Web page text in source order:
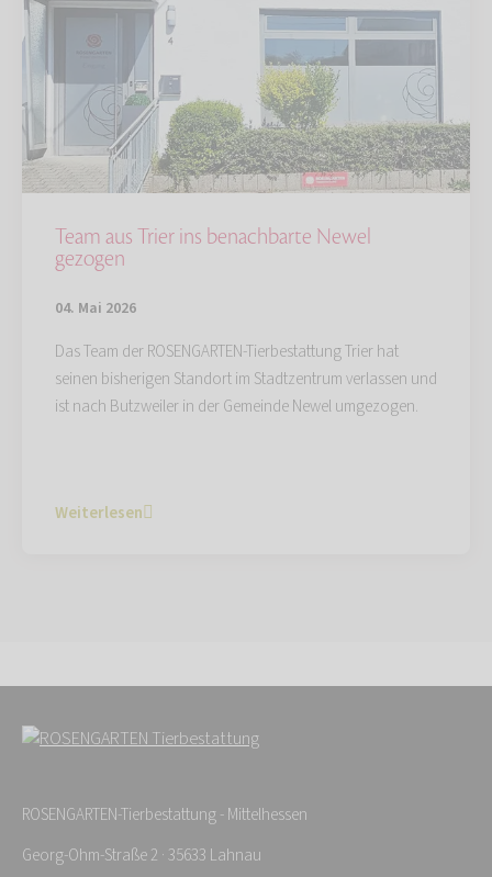
Team aus Trier ins benachbarte Newel
gezogen
04. Mai 2026
Das Team der ROSENGARTEN-Tierbestattung Trier hat
seinen bisherigen Standort im Stadtzentrum verlassen und
ist nach Butzweiler in der Gemeinde Newel umgezogen.
Weiterlesen
ROSENGARTEN-Tierbestattung - Mittelhessen
Georg-Ohm-Straße 2 · 35633 Lahnau